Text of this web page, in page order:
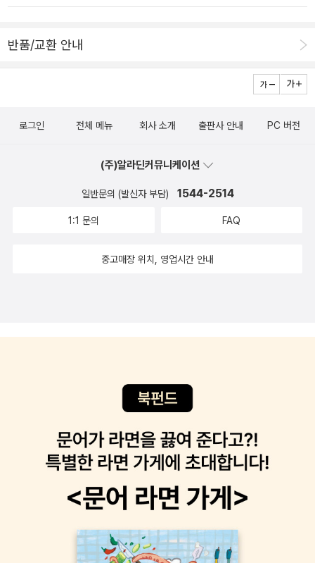
로는 맞을 수 있다는 것을 생각하시고 대충 찍으셔도 좋겠습니다. **
이누야샤>에서 이름만 가져왔습니다. 셋쇼마루의 아버지는 100년
전에 가출한 이래 생사가 불명한 상태입니다. 어느 날 셋쇼마루는 철
쇄아를 판매한다는 전화를 받고 기쁜 마음에 즉시 거액을 송금했으
하여 마구 화를 내던 어느 날, 어머니로부터 아버지의 재산목록에 (낡
는 아버지의 제1순위 상속인에 해당되기 때문에, 법원에 ****을 청
구하여, 철쇄아를 상속받고자 합니다. ****는 무엇일까요. 1. 상속신
반품/교환 안내
로그인 전체 메뉴 회사 소개 출판사 안내 PC 버전
(주)알라딘커뮤니케이션
일반문의 (발신자 부담) 1544-2514
1:1 문의 FAQ
중고매장 위치, 영업시간 안내